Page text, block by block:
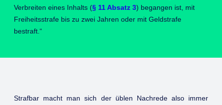
Verbreiten eines Inhalts (§ 11 Absatz 3) begangen ist, mit
Freiheitsstrafe bis zu zwei Jahren oder mit Geldstrafe
bestraft.“
Strafbar macht man sich der üblen Nachrede also immer